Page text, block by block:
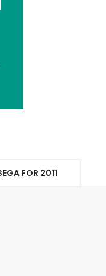
FOR 2011